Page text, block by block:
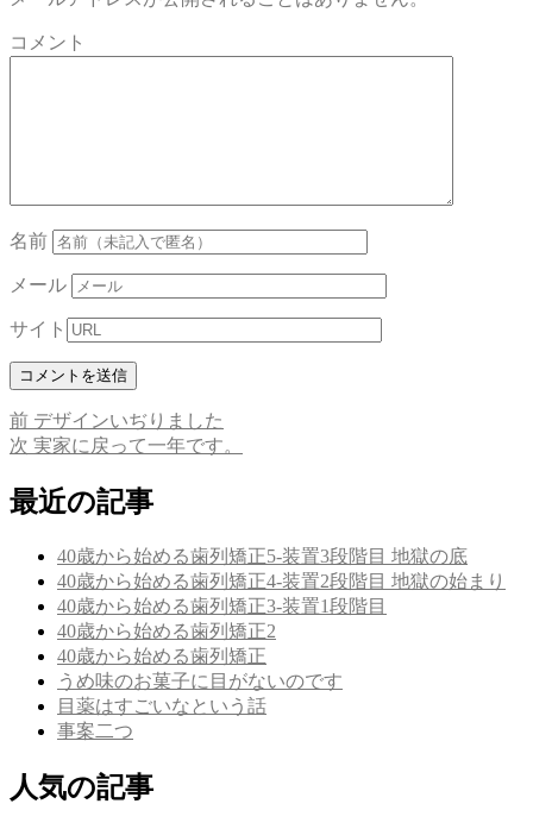
コメント
名前
メール
サイト
投
稿
ナ
前 前
の
稿:
デザインいぢりました
次 次
投
稿:
実家に戻って一年です。
最近の記事
40歳から始める歯列矯正5-装置3段階目 地獄の底
40歳から始める歯列矯正4-装置2段階目 地獄の始まり
40歳から始める歯列矯正3-装置1段階目
40歳から始める歯列矯正2
40歳から始める歯列矯正
うめ味のお菓子に目がないのです
目薬はすごいなという話
事案二つ
人気の記事